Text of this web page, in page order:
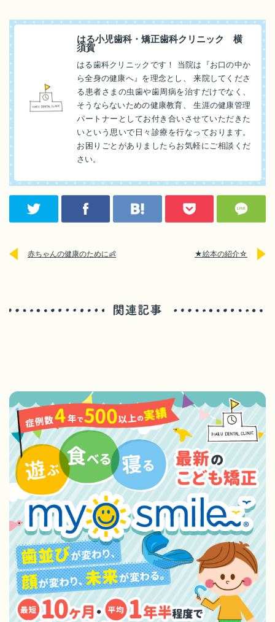
はる小児歯科・矯正歯科クリニック 横
須賀
はる歯科クリニックです！ 当院は『お口の中か
ら全身の健康へ』を理念とし、 来院してくださ
る患者さまの虫歯や歯周病を治すだけでなく、
そうならないための健康教育、 生涯の健康管理
パートナーとしてお付き合いさせていただきた
いという思いで日々診療を行なっております。
お困りごとがありましたらお気軽にご相談くだ
さい。
赤ちゃんの健康のために👶 ★絵本の紹介☆